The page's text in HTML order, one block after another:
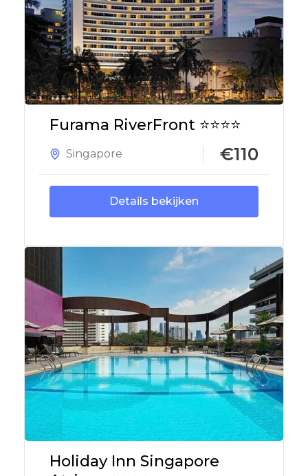
Furama RiverFront ⭐⭐⭐⭐
Singapore €110
Details bekijken
Holiday Inn Singapore